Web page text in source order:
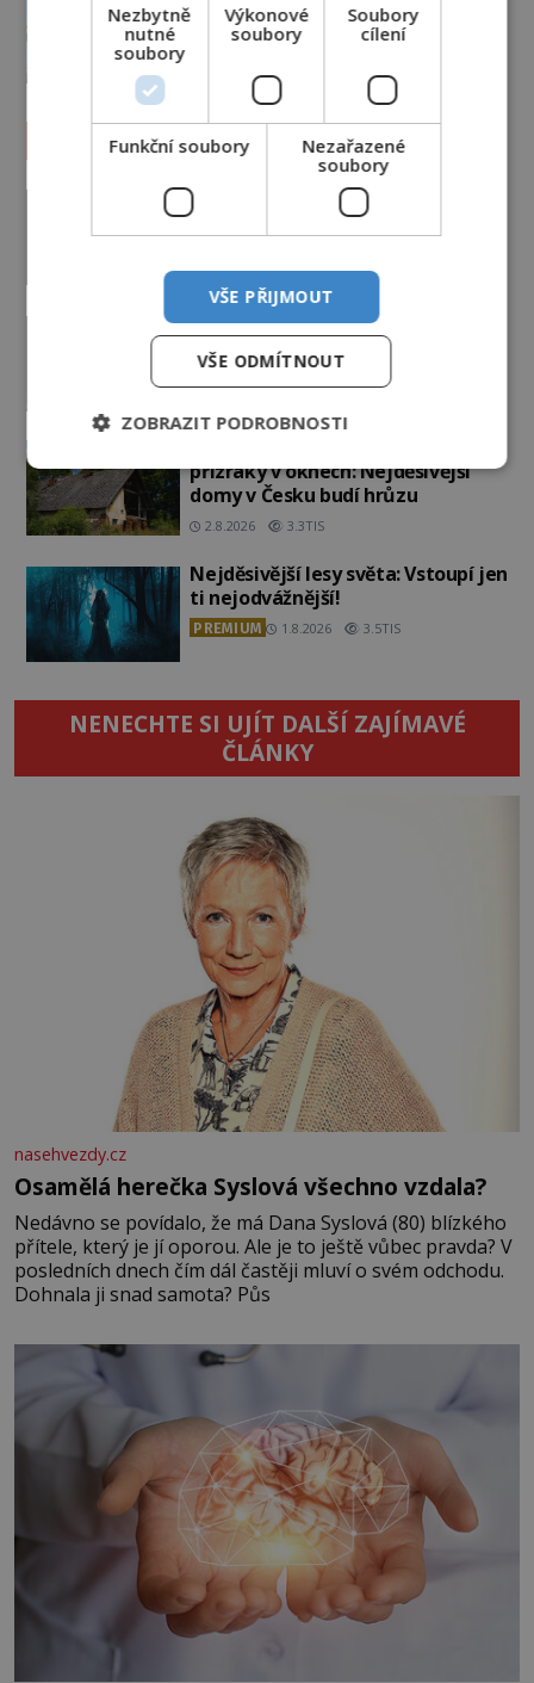
sloup už 1 600 let nezná rez?
2.4TIS
Paranormální jevy
Herec Richard Dreyfuss a
muzikant Dave Grohl: Jaké mají
paranormální zážitky?
PREMIUM 5.8.2026 2.5TIS
Hororové zábavní parky: Straší tu
oběti nehod?
přízraky v oknech: Nejděsivější
domy v Česku budí hrůzu
2.8.2026 3.3TIS
Nejděsivější lesy světa: Vstoupí jen
ti nejodvážnější!
PREMIUM 1.8.2026 3.5TIS
NENECHTE SI UJÍT DALŠÍ ZAJÍMAVÉ
ČLÁNKY
nasehvezdy.cz
Osamělá herečka Syslová všechno vzdala?
Nedávno se povídalo, že má Dana Syslová (80) blízkého
přítele, který je jí oporou. Ale je to ještě vůbec pravda? V
posledních dnech čím dál častěji mluví o svém odchodu.
Dohnala ji snad samota? Půs
Nezbytně
nutné
soubory
Výkonové
soubory
Soubory
cílení
Funkční soubory
Nezařazené
soubory
VŠE PŘIJMOUT
VŠE ODMÍTNOUT
ZOBRAZIT PODROBNOSTI